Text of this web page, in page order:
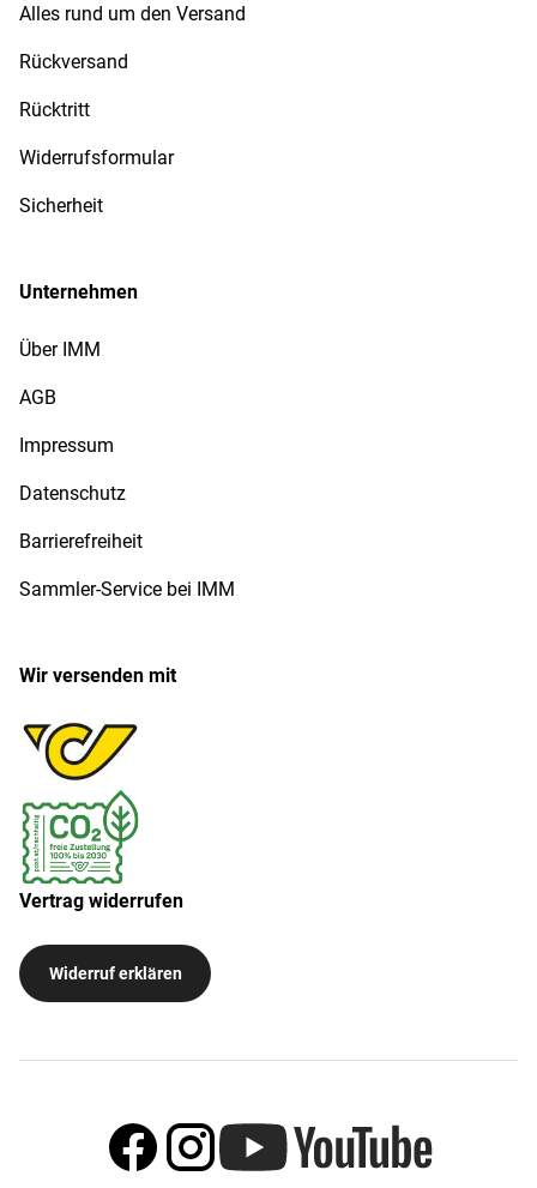
Alles rund um den Versand
Rückversand
Rücktritt
Widerrufsformular
Sicherheit
Unternehmen
Über IMM
AGB
Impressum
Datenschutz
Barrierefreiheit
Sammler-Service bei IMM
Wir versenden mit
Vertrag widerrufen
Widerruf erklären